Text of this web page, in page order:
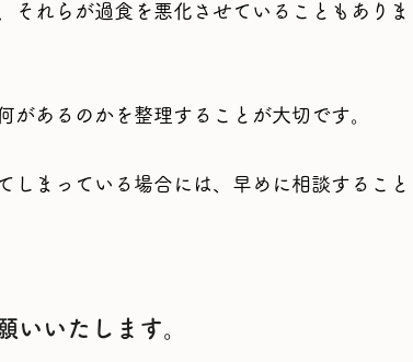
れらが過食を悪化させていることもありま
があるのかを整理することが大切です。
まっている場合には、早めに相談すること
いいたします。